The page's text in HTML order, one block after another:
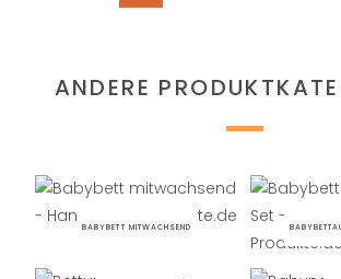
ANDERE
BABYBETT MITWACHSEND